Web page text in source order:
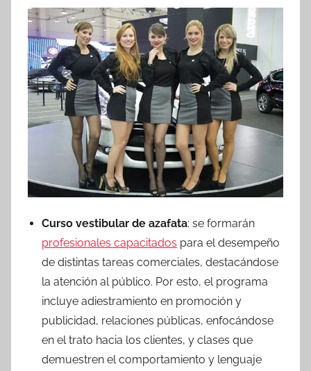
Curso vestibular de azafata: se formarán
profesionales capacitados para el desempeño
de distintas tareas comerciales, destacándose
la atención al público. Por esto, el programa
incluye adiestramiento en promoción y
publicidad, relaciones públicas, enfocándose
en el trato hacia los clientes, y clases que
demuestren el comportamiento y lenguaje